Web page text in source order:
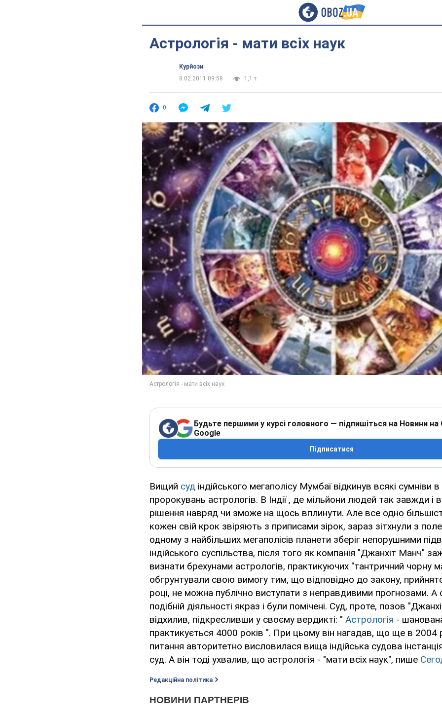
Астрологія - мати всіх наук
Курйози
8.02.2011 09:58
1,1 т.
0
Будьте першими у курсі головного — підпишіться на Новини на
Google
Підписатися
Вищий суд індійського мегаполісу Мумбаї відкинув всякі сумніви
пророкувань астрологів. В Індії , де мільйони людей так завжди і
рішення навряд чи зможе на щось вплинути. Але все одно більшість
кожен свій крок звіряють з приписами зірок, зараз зітхнули з
одному з найбільших мегаполісів планети зберіг непорушними
індійського суспільства, після того як компанія "Джанхіт Манч"
визнати брехунами астрологів, практикуючих "тантричний чорну
обгрунтували свою вимогу тим, що відповідно до закону,
році, не можна публічно виступати з неправдивими прогнозами. А
подібній діяльності якраз і були помічені. Суд, проте, позов
відхилив, підкресливши у своєму вердикті: " Астрологія -
практикується 4000 років ". При цьому він нагадав, що ще в 2004
питання авторитетно висловилася вища індійська судова
суд. А він тоді ухвалив, що астрологія - "мати всіх наук", пише
Редакційна політика